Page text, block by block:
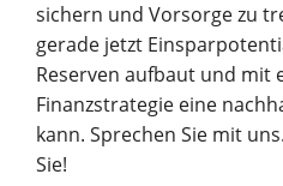
sichern und Vorsorge zu
gerade jetzt
Reserven aufbaut und mit
Finanzstrategie eine
kann. Sprechen Sie mit
Sie!